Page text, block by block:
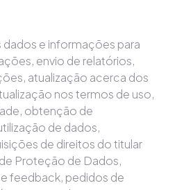
dados e informações para
envio de relatórios,
atualização acerca dos
nos termos de uso,
obtenção de
de dados,
de direitos do titular
Proteção de Dados,
feedback, pedidos de